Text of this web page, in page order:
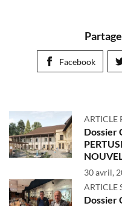
Facebook
ARTICLE
Dossier
30 avril,
ARTICLE
Dossier